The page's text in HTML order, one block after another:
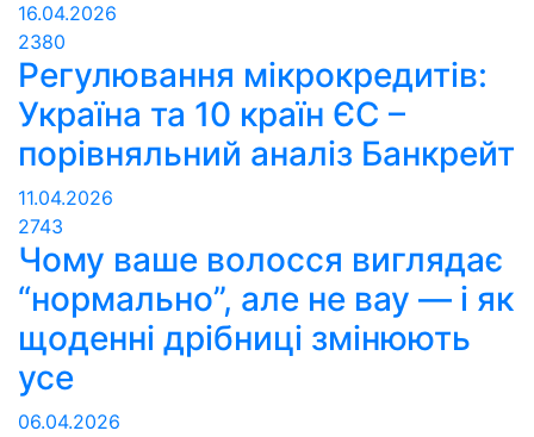
16.04.2026
2380
Регулювання мікрокредитів:
Україна та 10 країн ЄС –
порівняльний аналіз Банкрейт
11.04.2026
2743
Чому ваше волосся виглядає
“нормально”, але не вау — і як
щоденні дрібниці змінюють
усе
06.04.2026